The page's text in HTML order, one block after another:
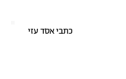
כתבי אסד עזי